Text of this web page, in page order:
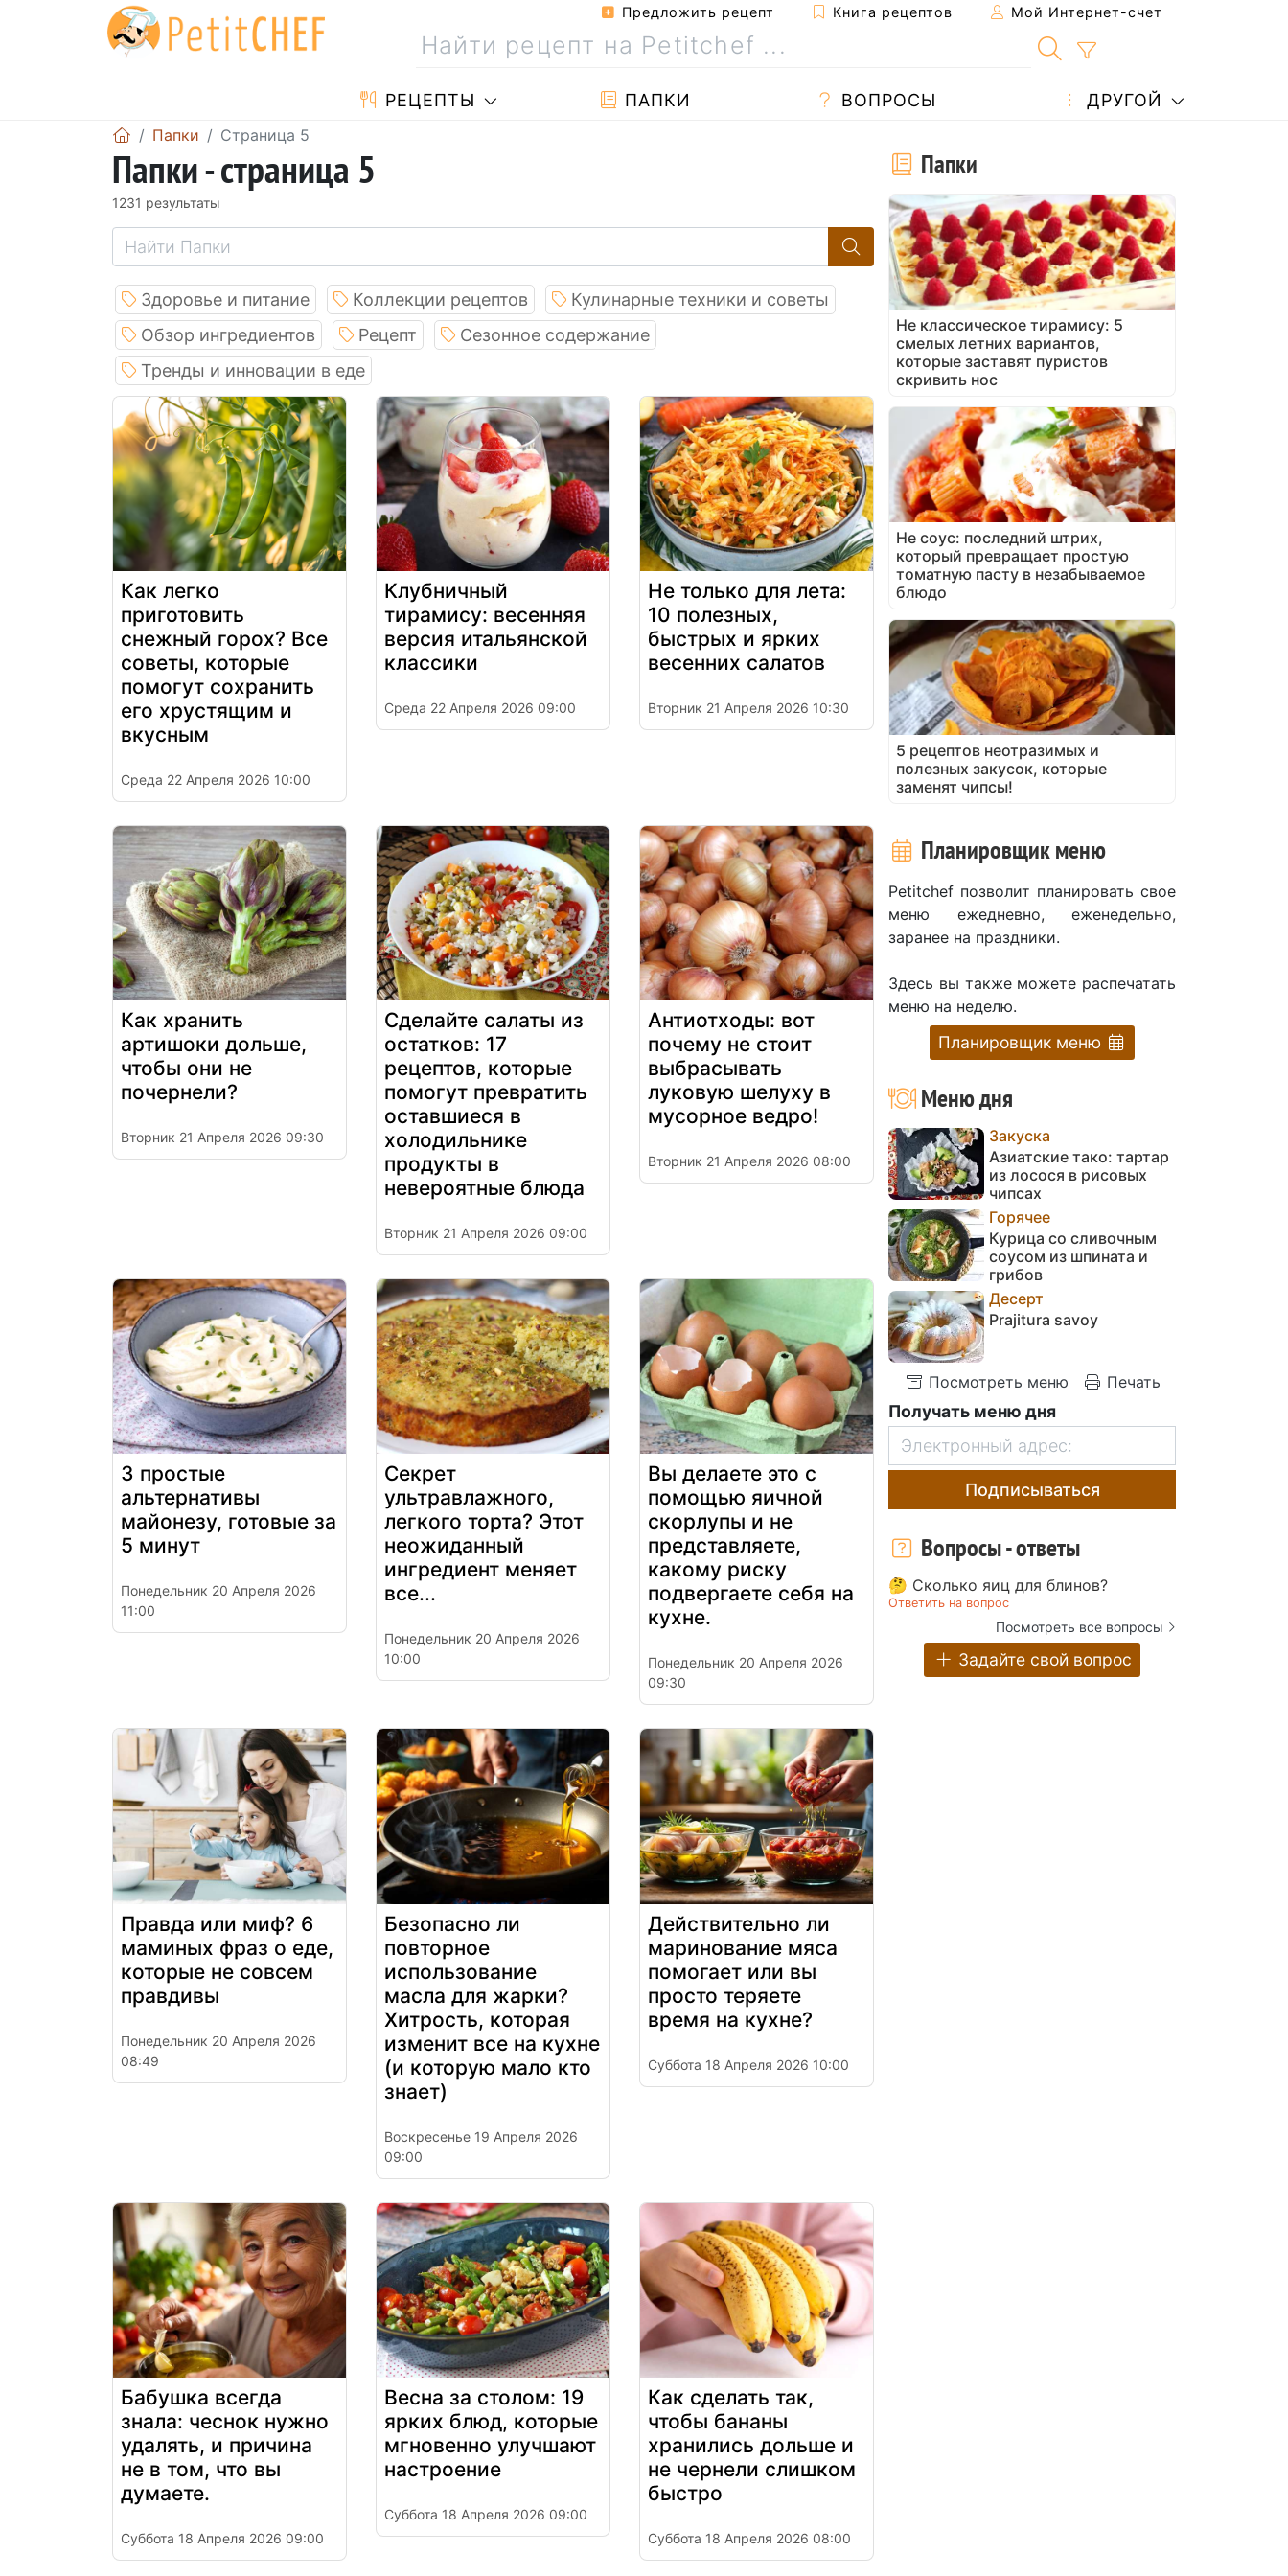
Предложить рецепт Книга рецептов Мой Интернет-счет
PЕЦЕПТЫ ПАПКИ ВОПРОСЫ ДРУГОЙ
Папки Страница 5
Папки - страница 5
1231 pезультаты
Здоровье и питание Коллекции рецептов
Кулинарные техники и советы
Обзор ингредиентов
Рецепт
Сезонное содержание
Тренды и инновации в еде
Как легко
приготовить
снежный горох? Все
советы, которые
помогут сохранить
его хрустящим и
вкусным
Среда 22 Апреля 2026 10:00
Клубничный
тирамису: весенняя
версия итальянской
классики
Среда 22 Апреля 2026 09:00
Не только для лета:
10 полезных,
быстрых и ярких
весенних салатов
Вторник 21 Апреля 2026 10:30
Как хранить
артишоки дольше,
чтобы они не
почернели?
Вторник 21 Апреля 2026 09:30
Сделайте салаты из
остатков: 17
рецептов, которые
помогут превратить
оставшиеся в
холодильнике
продукты в
невероятные блюда
Вторник 21 Апреля 2026 09:00
Антиотходы: вот
почему не стоит
выбрасывать
луковую шелуху в
мусорное ведро!
Вторник 21 Апреля 2026 08:00
3 простые
альтернативы
майонезу, готовые за
5 минут
Понедельник 20 Апреля 2026
11:00
Секрет
ультравлажного,
легкого торта? Этот
неожиданный
ингредиент меняет
все...
Понедельник 20 Апреля 2026
10:00
Вы делаете это с
помощью яичной
скорлупы и не
представляете,
какому риску
подвергаете себя на
кухне.
Понедельник 20 Апреля 2026
09:30
Правда или миф? 6
маминых фраз о еде,
которые не совсем
правдивы
Понедельник 20 Апреля 2026
08:49
Безопасно ли
повторное
использование
масла для жарки?
Хитрость, которая
изменит все на кухне
(и которую мало кто
знает)
Воскресенье 19 Апреля 2026
09:00
Действительно ли
маринование мяса
помогает или вы
просто теряете
время на кухне?
Суббота 18 Апреля 2026 10:00
Бабушка всегда
знала: чеснок нужно
удалять, и причина
не в том, что вы
думаете.
Суббота 18 Апреля 2026 09:00
Весна за столом: 19
ярких блюд, которые
мгновенно улучшают
настроение
Суббота 18 Апреля 2026 09:00
Как сделать так,
чтобы бананы
хранились дольше и
не чернели слишком
быстро
Суббота 18 Апреля 2026 08:00
Папки
Не классическое тирамису: 5
смелых летних вариантов,
которые заставят пуристов
скривить нос
Не соус: последний штрих,
который превращает простую
томатную пасту в незабываемое
блюдо
5 рецептов неотразимых и
полезных закусок, которые
заменят чипсы!
Планировщик меню
Petitchef позволит планировать свое
меню ежедневно, еженедельно,
заранее на праздники.
Здесь вы также можете распечатать
меню на неделю.
Планировщик меню
Меню дня
Закуска
Азиатские тако: тартар
из лосося в рисовых
чипсах
Горячее
Курица со сливочным
соусом из шпината и
грибов
Десерт
Prajitura savoy
Посмотреть меню Печать
Получать меню дня
Подписываться
Вопросы - ответы
🤔 Сколько яиц для блинов?
Ответить на вопрос
Посмотреть все вопросы
Задайте свой вопрос